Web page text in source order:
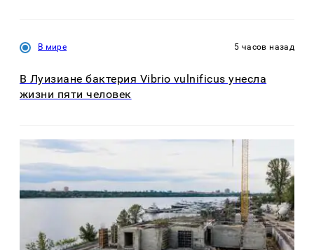
В мире 5 часов назад
В Луизиане бактерия Vibrio vulnificus унесла
жизни пяти человек